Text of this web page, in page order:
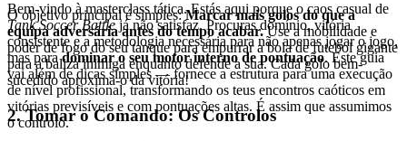
O objetivo principal é simples:Marcar mais golos do que a
equipa adversária antes do tempo acabar.Use a mobilidade e
poder de fogo do seu tanque para empurrar a bola de futebol gigante
para a baliza inimiga enquanto defende a sua. Cada golo bem-
sucedido aproxima-o da vitória!
2. Tomar o Comando: Os Controlos
Bem-vindo à masterclass tática. Estás aqui porque o caos casual de
Tank Soccer Battlejá não satisfaz. Procuras domínio, vitória
consistente e a metodologia necessária para não apenas jogar o jogo,
mas paradominar o seu motor interno de pontuação. Este guia
vai além de dicas simples — fornece a estrutura para uma execução
de nível profissional, transformando os teus encontros caóticos em
vitórias previsíveis e com pontuações altas. É assim que assumimos
o controlo.